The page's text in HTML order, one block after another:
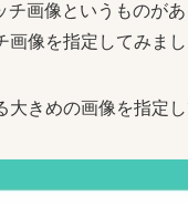
画像というものが
像を指定してみまし
きめの画像を指定し